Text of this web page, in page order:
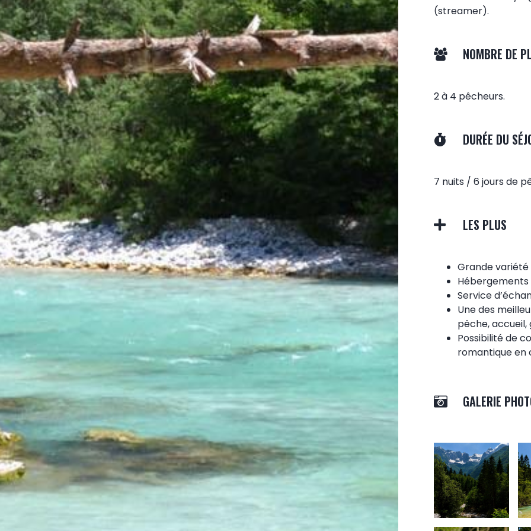
(streamer).
NOMBRE DE
2 à 4 pêcheurs.
DURÉE DU
7 nuits / 6 jours de
LES PLUS
Grande variété
Service
Une des
pêche,
Possibilité de
romantique en
GALERIE